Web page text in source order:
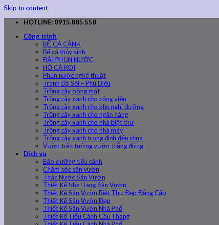
Skip to content
HOTLINE: 0915.885.558
Công trình
BỂ CÁ CẢNH
Bể cá thủy sinh
ĐÀI PHUN NƯỚC
HỒ CÁ KOI
Phun nước nghệ thuật
Tranh Đá Sỏi – Phù Điêu
Trồng cây bóng mát
Trồng cây xanh cho công viên
Trồng cây xanh cho khu nghỉ dưỡng
Trồng cây xanh cho ngân hàng
Trồng cây xanh cho nhà biệt thự
Trồng cây xanh cho nhà máy
Trồng cây xanh trong đình đến chùa
Vườn trên tường vườn thẳng đứng
Dịch vụ
Bảo dưỡng tiểu cảnh
Chăm sóc sân vườn
Thác Nước Sân Vườn
Thiết Kế Nhà Hàng Sân Vườn
Thiết Kế Sân Vườn Biệt Thự Đẹp Đẳng Cấp
Thiết Kế Sân Vườn Đẹp
Thiết Kế Sân Vườn Nhà Phố
Thiết Kế Tiểu Cảnh Cầu Thang